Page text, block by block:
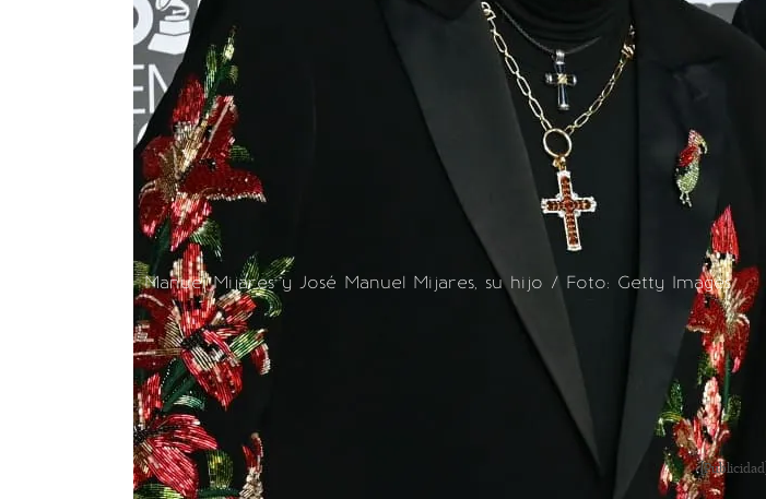
Manuel Mijares y José Manuel Mijares, su hijo / Foto: Getty Images
[Publicidad]